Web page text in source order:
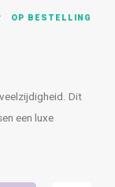
OP BESTELLING
Dit
een luxe